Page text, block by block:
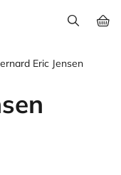
Eric Jensen